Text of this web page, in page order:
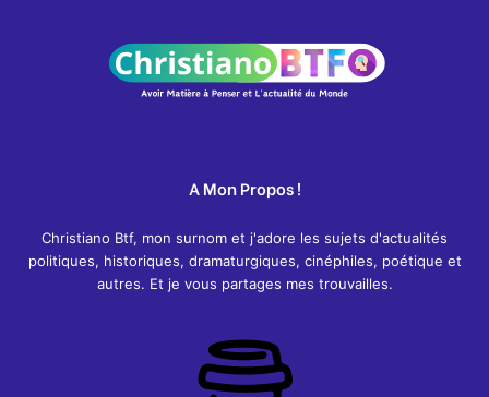
A Mon Propos !
Christiano Btf, mon surnom et j'adore les sujets d'actualités
politiques, historiques, dramaturgiques, cinéphiles, poétique et
autres. Et je vous partages mes trouvailles.